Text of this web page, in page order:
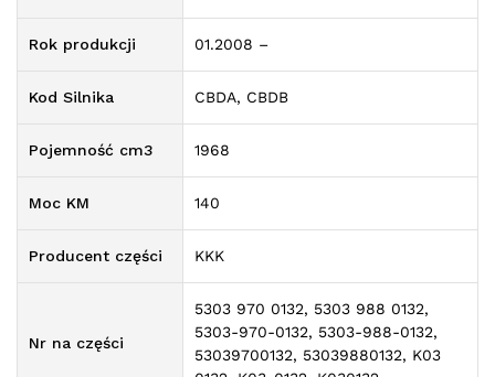
Rok produkcji 01.2008 –
Kod Silnika CBDA, CBDB
Pojemność cm3 1968
Moc KM 140
Producent części KKK
Nr na części
5303 970 0132, 5303 988 0132,
5303-970-0132, 5303-988-0132,
53039700132, 53039880132, K03